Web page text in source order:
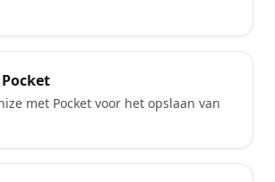
met Pocket voor het opslaan van